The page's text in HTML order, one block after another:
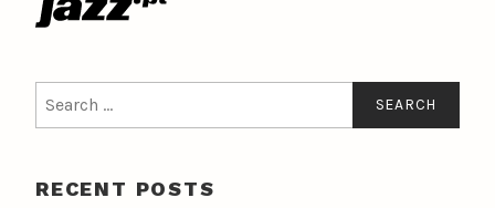
for:
RECENT POSTS